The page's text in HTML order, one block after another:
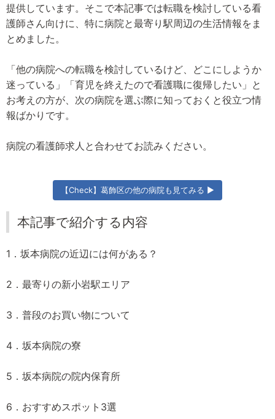
提供しています。そこで本記事では転職を検討している看
護師さん向けに、特に病院と最寄り駅周辺の生活情報をま
とめました。
「他の病院への転職を検討しているけど、どこにしようか
迷っている」「育児を終えたので看護職に復帰したい」と
お考えの方が、次の病院を選ぶ際に知っておくと役立つ情
報ばかりです。
病院の看護師求人と合わせてお読みください。
【Check】葛飾区の他の病院も見てみる ▶
本記事で紹介する内容
1．坂本病院の近辺には何がある？
2．最寄りの新小岩駅エリア
3．普段のお買い物について
4．坂本病院の寮
5．坂本病院の院内保育所
6．おすすめスポット3選